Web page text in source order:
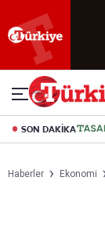
SON DAKİKA
Haberler Ekonomi